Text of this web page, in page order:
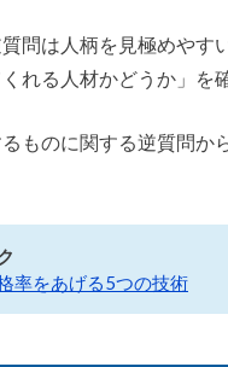
問は人柄を見極めやす
れる人材かどうか」を
ものに関する逆質問か
率をあげる5つの技術